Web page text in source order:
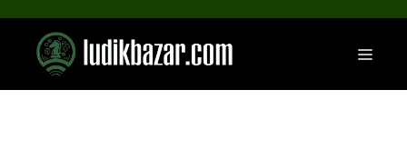
contenu
Menu